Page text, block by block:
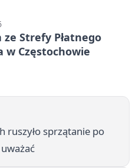
ze Strefy Płatnego
w Częstochowie
ruszyło sprzątanie po